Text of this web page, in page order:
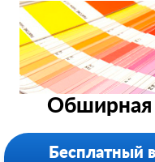
Обширная
Бесплатный